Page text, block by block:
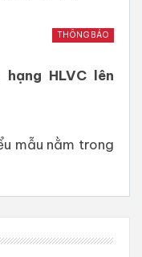
THÔNG BÁO
HLVC lên
mẫu nằm trong